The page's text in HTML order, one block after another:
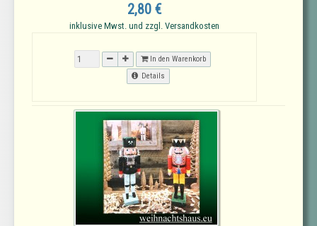
2,80 €
inklusive Mwst. und zzgl. Versandkosten
In den Warenkorb
Details